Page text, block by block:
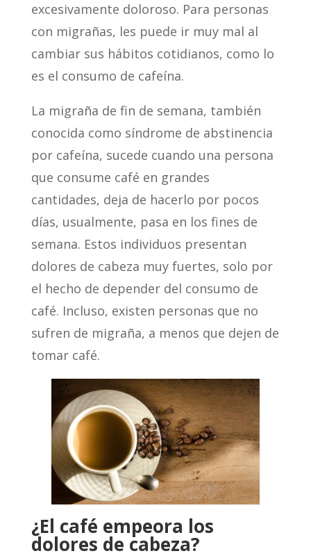
excesivamente doloroso. Para personas
con migrañas, les puede ir muy mal al
cambiar sus hábitos cotidianos, como lo
es el consumo de cafeína.
La migraña de fin de semana, también
conocida como síndrome de abstinencia
por cafeína, sucede cuando una persona
que consume café en grandes
cantidades, deja de hacerlo por pocos
días, usualmente, pasa en los fines de
semana. Estos individuos presentan
dolores de cabeza muy fuertes, solo por
el hecho de depender del consumo de
café. Incluso, existen personas que no
sufren de migraña, a menos que dejen de
tomar café.
¿El café empeora los
dolores de cabeza?